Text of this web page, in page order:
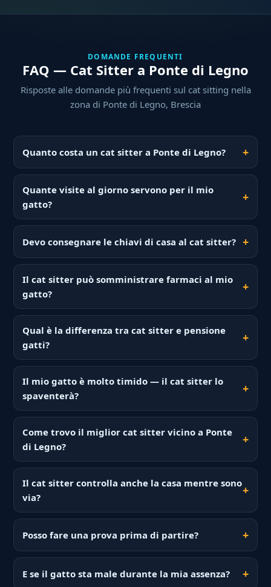
DOMANDE FREQUENTI
FAQ — Cat Sitter a Ponte di Legno
Risposte alle domande più frequenti sul cat sitting nella
zona di Ponte di Legno, Brescia
Quanto costa un cat sitter a Ponte di Legno?
Quante visite al giorno servono per il mio
gatto?
Devo consegnare le chiavi di casa al cat sitter?
Il cat sitter può somministrare farmaci al mio
gatto?
Qual è la differenza tra cat sitter e pensione
gatti?
Il mio gatto è molto timido — il cat sitter lo
spaventerà?
Come trovo il miglior cat sitter vicino a Ponte
di Legno?
Il cat sitter controlla anche la casa mentre sono
via?
Posso fare una prova prima di partire?
E se il gatto sta male durante la mia assenza?